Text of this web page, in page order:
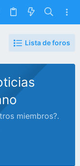
Lista de foros
miembros?.